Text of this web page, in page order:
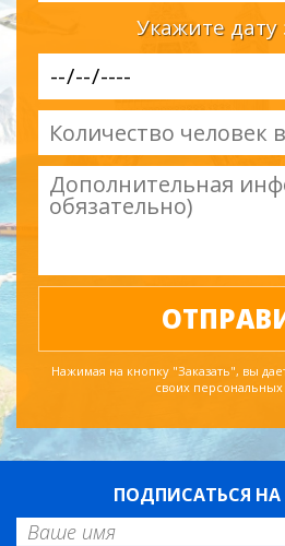
Укажите дату
Нажимая на кнопку "Заказать", вы
своих
ПОДПИСАТЬСЯ